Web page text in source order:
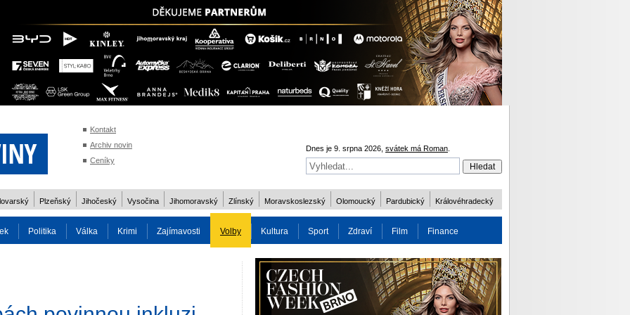
Kontakt
Archiv novin
Ceníky
Dnes je 9. srpna 2026, svátek má Roman
Plzeňský Jihočeský Vysočina Jihomoravský Zlínský Moravskoslezský Olomoucký Pardubický Královéhradecký
Politika Válka Krimi Zajímavosti Volby Kultura Sport Zdraví Film Finance
Charita Osobnost Více ODM 2016